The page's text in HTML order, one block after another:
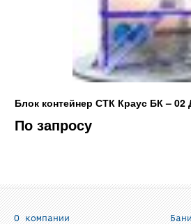
Блок контейнер СТК Краус БК – 02
По запросу
О компании